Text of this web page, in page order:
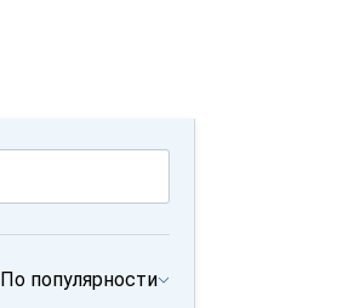
По популярности